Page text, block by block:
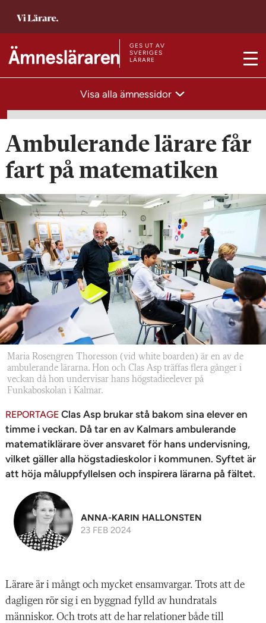
l
s
a
s
i
d
a
n
T
i
s
a
r
s
d
a
n
GES UT AV
SVERIGES
LÄRARE
M
Visa alla ämnessidor
Ambulerande lärare får
fart på matematiken
Maria Rosengren Thoresson (vid white boarden) är en av de
ambulerande lärarna. Hon och Clas Asp träffas flera gånger i
veckan då hon undervisar hans högstadieelever på
Funkaboskolan i Kalmar.
REPORTAGE Clas Asp brukar stå bakom sina elever en
timme i veckan. Då tar en av Kalmars ambulerande
matematiklärare över ansvaret för hans undervisning,
vilket gäller alla högstadieskolor i kommunen. Syftet är
att höja måluppfyllelsen och inspirera lärarna på fältet.
ANNA-KARIN HALLONSTEN
23 FEB 2024
Lärare är i mångt och mycket ensamvargar. Trots att de
dagligen rör sig i en byggnad fylld av hundratals
människor. Och trots att de har relationer både till